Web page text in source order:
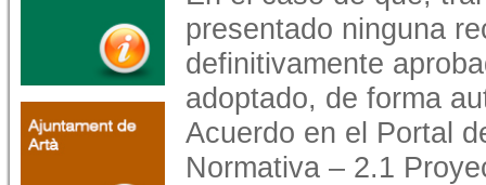
presentado ninguna
definitivamente
adoptado, de forma
Acuerdo en el Portal
Normativa – 2.1